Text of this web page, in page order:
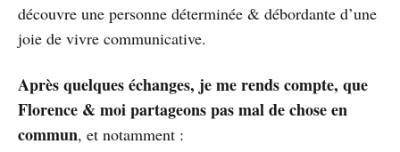
découvre une personne déterminée & débordante d’une
joie de vivre communicative.
Après quelques échanges, je me rends compte, que
Florence & moi partageons pas mal de chose en
commun, et notamment :